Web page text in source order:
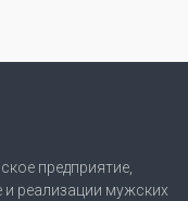
предприятие,
реализации мужских